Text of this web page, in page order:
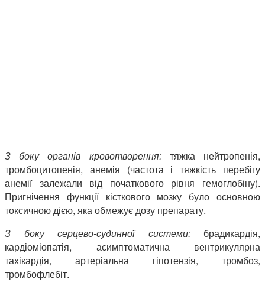
З боку органів кровотворення:
тяжка нейтропенія,
тромбоцитопенія, анемія (частота і тяжкість перебігу
анемії залежали від початкового рівня гемоглобіну).
Пригнічення функції кісткового мозку було основною
токсичною дією, яка обмежує дозу препарату.
З боку серцево-судинної системи:брадикардія,
кардіоміопатія, асимптоматична вентрикулярна
тахікардія, артеріальна гіпотензія, тромбоз,
тромбофлебіт.